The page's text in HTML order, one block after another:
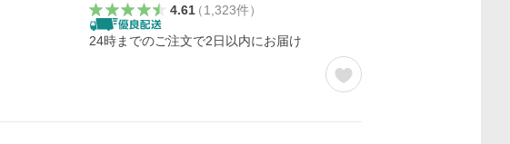
4.61（1,323件）
24時までのご注文で2日以内にお届け